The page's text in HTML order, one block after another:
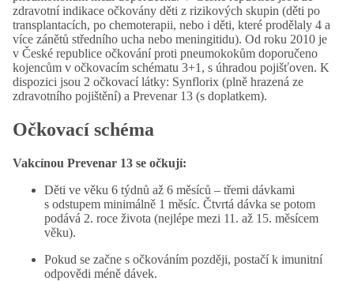
zdravotní indikace očkovány děti z rizikových skupin (děti po
transplantacích, po chemoterapii, nebo i děti, které prodělaly 4 a
více zánětů středního ucha nebo meningitidu). Od roku 2010 je
v České republice očkování proti pneumokokům doporučeno
kojencům v očkovacím schématu 3+1, s úhradou pojišťoven. K
dispozici jsou 2 očkovací látky: Synflorix (plně hrazená ze
zdravotního pojištění) a Prevenar 13 (s doplatkem).
Očkovací schéma
Vakcínou Prevenar 13 se očkují:
Děti ve věku 6 týdnů až 6 měsíců – třemi dávkami
s odstupem minimálně 1 měsíc. Čtvrtá dávka se potom
podává 2. roce života (nejlépe mezi 11. až 15. měsícem
věku).
Pokud se začne s očkováním později, postačí k imunitní
odpovědi méně dávek.